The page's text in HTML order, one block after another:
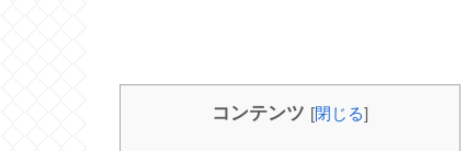
コンテンツ [閉じる]